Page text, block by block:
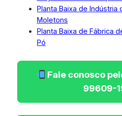
Planta Baixa de Indústria
Moletons
Planta Baixa de Fábrica
Pó
Fale conosco
99609-